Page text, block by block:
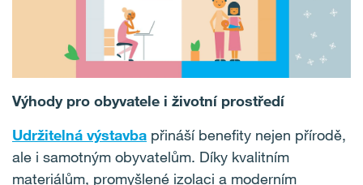
Výhody pro obyvatele i životní prostředí
Udržitelná výstavba přináší benefity nejen přírodě,
ale i samotným obyvatelům. Díky kvalitním
materiálům, promyšlené izolaci a moderním